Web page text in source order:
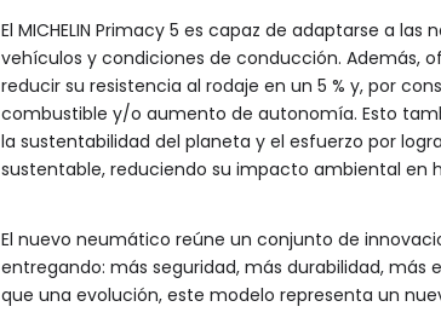
El MICHELIN Primacy 5 es capaz de adaptarse a
vehículos y condiciones de conducción. Además,
reducir su resistencia al rodaje en un 5 % y, por
combustible y/o aumento de autonomía. Esto
la sustentabilidad del planeta y el esfuerzo por
sustentable, reduciendo su impacto ambiental en
El nuevo neumático reúne un conjunto de
entregando: más seguridad, más durabilidad,
que una evolución, este modelo representa un